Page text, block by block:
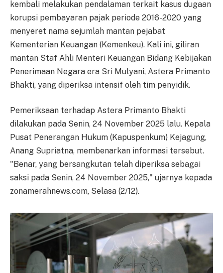
kembali melakukan pendalaman terkait kasus dugaan
korupsi pembayaran pajak periode 2016-2020 yang
menyeret nama sejumlah mantan pejabat
Kementerian Keuangan (Kemenkeu). Kali ini, giliran
mantan Staf Ahli Menteri Keuangan Bidang Kebijakan
Penerimaan Negara era Sri Mulyani, Astera Primanto
Bhakti, yang diperiksa intensif oleh tim penyidik.
Pemeriksaan terhadap Astera Primanto Bhakti
dilakukan pada Senin, 24 November 2025 lalu. Kepala
Pusat Penerangan Hukum (Kapuspenkum) Kejagung,
Anang Supriatna, membenarkan informasi tersebut.
"Benar, yang bersangkutan telah diperiksa sebagai
saksi pada Senin, 24 November 2025," ujarnya kepada
zonamerahnews.com, Selasa (2/12).